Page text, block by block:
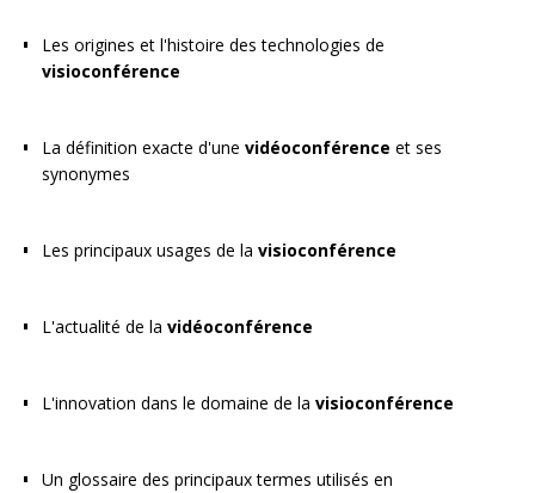
Les origines et l'histoire des technologies de
visioconférence
La définition exacte d'une vidéoconférence et ses
synonymes
Les principaux usages de la visioconférence
L'actualité de la vidéoconférence
L'innovation dans le domaine de la visioconférence
Un glossaire des principaux termes utilisés en